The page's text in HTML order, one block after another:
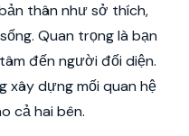
thân như sở thích,
Quan trọng là bạn
đến người đối diện.
xây dựng mối quan hệ
cả hai bên.